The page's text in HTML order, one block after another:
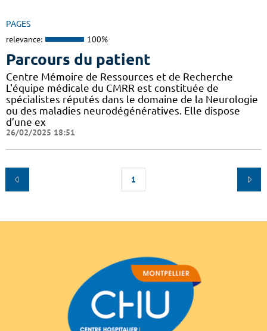
PAGES
relevance: 100%
Parcours du patient
Centre Mémoire de Ressources et de Recherche
L'équipe médicale du CMRR est constituée de
spécialistes réputés dans le domaine de la Neurologie
ou des maladies neurodégénératives. Elle dispose
d’une ex
26/02/2025 18:51
1